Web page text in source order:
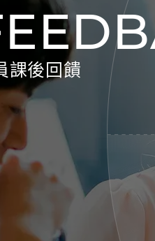
課後回饋